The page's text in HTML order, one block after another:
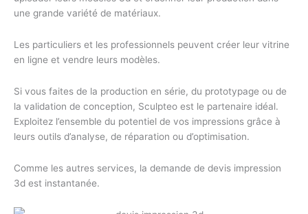
une grande variété de matériaux.
Les particuliers et les professionnels peuvent créer leur vitrine
en ligne et vendre leurs modèles.
Si vous faites de la production en série, du prototypage ou de
la validation de conception, Sculpteo est le partenaire idéal.
Exploitez l’ensemble du potentiel de vos impressions grâce à
leurs outils d’analyse, de réparation ou d’optimisation.
Comme les autres services, la demande de devis impression
3d est instantanée.